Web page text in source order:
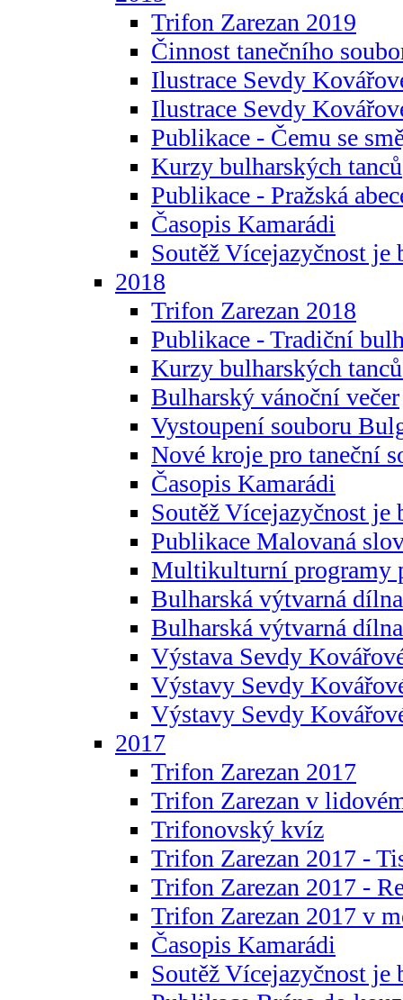
Trifon Zarezan 2019
Činnost tanečního
Ilustrace Sevdy
Ilustrace Sevdy
Publikace - Čemu se
Kurzy bulharských tanců
Publikace - Pražská
Časopis Kamarádi
Soutěž Vícejazyčnost je
2018
Trifon Zarezan 2018
Publikace - Tradiční
Kurzy bulharských
Bulharský vánoční večer
Vystoupení souboru
Nové kroje pro taneční
Časopis Kamarádi
Soutěž Vícejazyčnost je
Publikace Malovaná
Multikulturní programy
Bulharská výtvarná
Bulharská výtvarná
Výstava Sevdy
Výstavy Sevdy
Výstavy Sevdy
2017
Trifon Zarezan 2017
Trifon Zarezan v
Trifonovský kvíz
Trifon Zarezan 2017 -
Trifon Zarezan 2017 -
Trifon Zarezan 2017 v
Časopis Kamarádi
Soutěž Vícejazyčnost je